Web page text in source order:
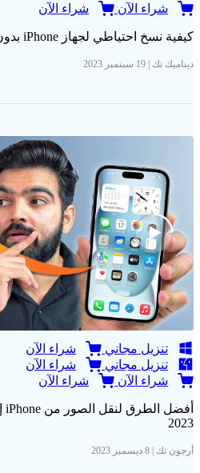
شراء الآن
شراء الآن
كيفية نسخ احتياطي لجهاز iPhone بدون iTunes على الكمبيوتر
ديناميك تك | 19 سبتمبر 2023
تنزيل مجاني
شراء الآن
تنزيل مجاني
شراء الآن
شراء الآن
شراء الآن
2023
أرجون تك | 8 ديسمبر 2023